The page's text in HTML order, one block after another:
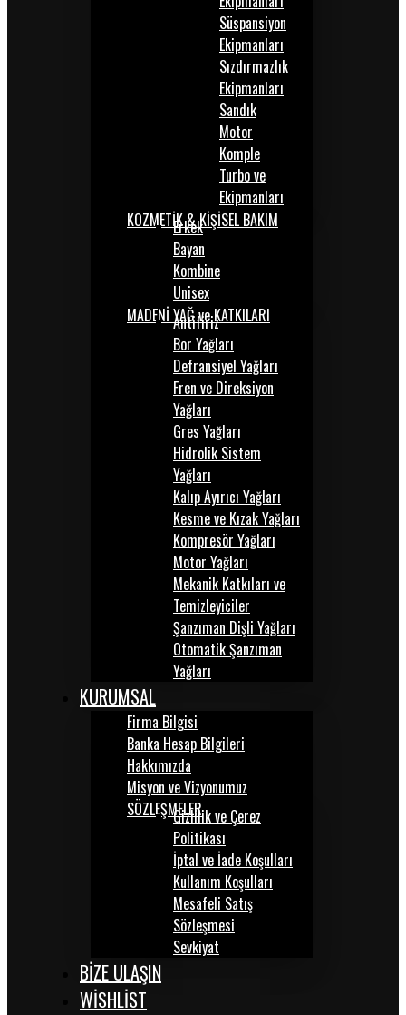
Süspansiyon
Ekipmanları
Sızdırmazlık
Ekipmanları
Sandık
Motor
Komple
Turbo ve
Ekipmanları
KOZMETİK & KİŞİSEL BAKIM
Erkek
Bayan
Kombine
Unisex
MADENİ YAĞ ve KATKILARI
Antifiriz
Bor Yağları
Defransiyel Yağları
Fren ve Direksiyon
Yağları
Gres Yağları
Hidrolik Sistem
Yağları
Kalıp Ayırıcı Yağları
Kesme ve Kızak Yağları
Kompresör Yağları
Motor Yağları
Mekanik Katkıları ve
Temizleyiciler
Şanzıman Dişli Yağları
Otomatik Şanzıman
Yağları
KURUMSAL
Firma Bilgisi
Banka Hesap Bilgileri
Hakkımızda
Misyon ve Vizyonumuz
SÖZLEŞMELERGizlilik ve Çerez
Politikası
İptal ve İade Koşulları
Kullanım Koşulları
Mesafeli Satış
Sözleşmesi
Sevkiyat
BİZE ULAŞIN
WISHLIST